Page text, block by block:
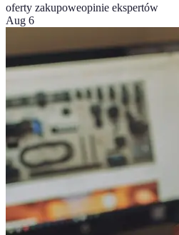
oferty zakupoweopinie ekspertów
Aug 6